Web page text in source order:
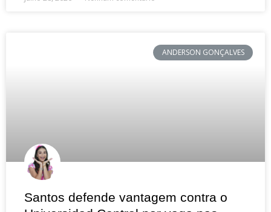
ANDERSON GONÇALVES
Santos defende vantagem contra o